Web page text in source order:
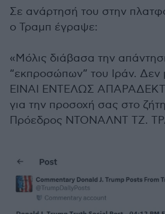
Σε ανάρτησή του στην
ο Τραμπ έγραψε:
«Μόλις διάβασα την
“εκπροσώπων” του Ιράν.
ΕΙΝΑΙ ΕΝΤΕΛΩΣ
για την προσοχή σας στο
Πρόεδρος ΝΤΟΝΑΛΝΤ ΤΖ.